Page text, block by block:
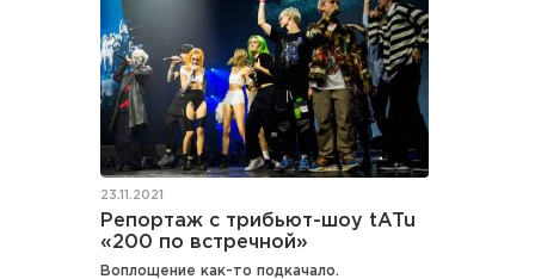
23.11.2021
Репортаж с трибьют-шоу tATu
«200 по встречной»
Воплощение как-то подкачало.